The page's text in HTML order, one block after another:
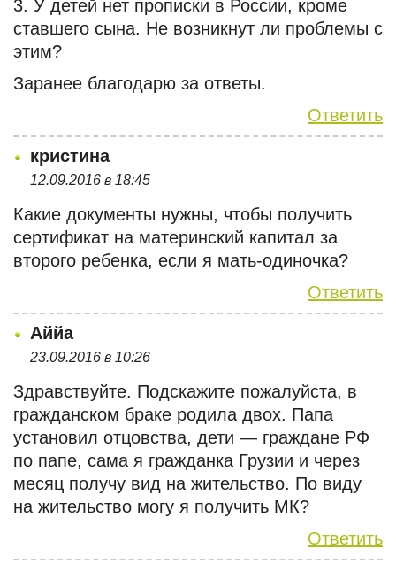
3. У детей нет прописки в России, кроме
ставшего сына. Не возникнут ли проблемы с
этим?
Заранее благодарю за ответы.
Ответить
кристина
12.09.2016 в 18:45
Какие документы нужны, чтобы получить
сертификат на материнский капитал за
второго ребенка, если я мать-одиночка?
Ответить
Аййа
23.09.2016 в 10:26
Здравствуйте. Подскажите пожалуйста, в
гражданском браке родила двох. Папа
установил отцовства, дети — граждане РФ
по папе, сама я гражданка Грузии и через
месяц получу вид на жительство. По виду
на жительство могу я получить МК?
Ответить